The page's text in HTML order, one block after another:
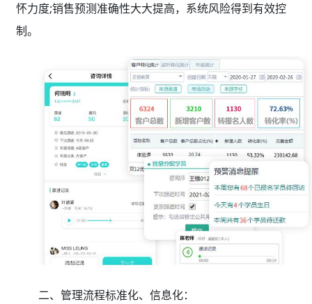
怀力度;销售预测准确性大大提高，系统风险得到有效控
制。
二、管理流程标准化、信息化：